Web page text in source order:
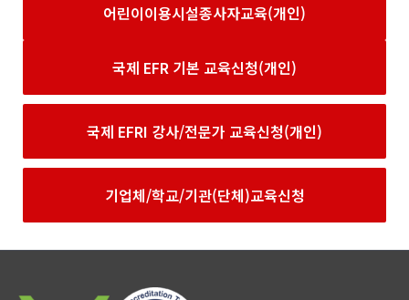
어린이이용시설종사자교육(개인)
국제 EFR 기본 교육신청(개인)
국제 EFRI 강사/전문가 교육신청(개인)
기업체/학교/기관(단체)교육신청